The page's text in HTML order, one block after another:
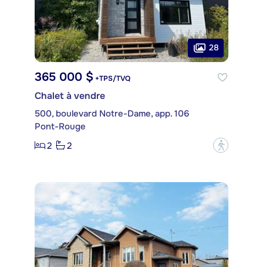
28
365 000 $ +TPS/TVQ
Chalet à vendre
500, boulevard Notre-Dame, app. 106
Pont-Rouge
2
2 ?